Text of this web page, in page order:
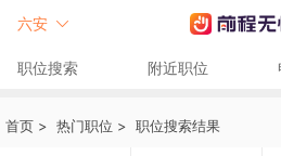
六安
职位搜索 附近职位
首页 > 热门职位 > 职位搜索结果